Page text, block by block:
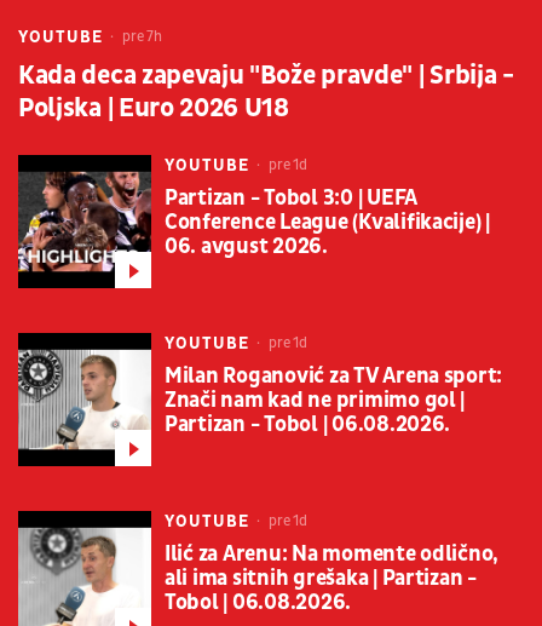
YOUTUBE pre 7h
Kada deca zapevaju "Bože pravde" | Srbija -
Poljska | Euro 2026 U18
YOUTUBE pre 1d
Partizan - Tobol 3:0 | UEFA
Conference League (Kvalifikacije) |
06. avgust 2026.
YOUTUBE pre 1d
Milan Roganović za TV Arena sport:
Znači nam kad ne primimo gol |
Partizan - Tobol | 06.08.2026.
YOUTUBE pre 1d
Ilić za Arenu: Na momente odlično,
ali ima sitnih grešaka | Partizan -
Tobol | 06.08.2026.